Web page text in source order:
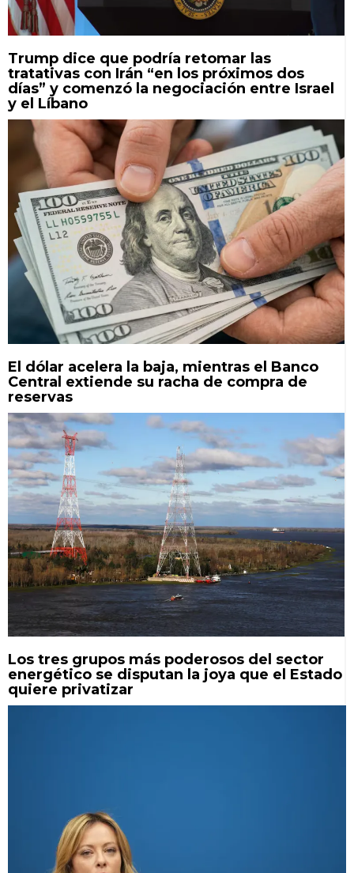
Trump dice que podría retomar las
tratativas con Irán “en los próximos dos
días” y comenzó la negociación entre Israel
y el Líbano
El dólar acelera la baja, mientras el Banco
Central extiende su racha de compra de
reservas
Los tres grupos más poderosos del sector
energético se disputan la joya que el Estado
quiere privatizar